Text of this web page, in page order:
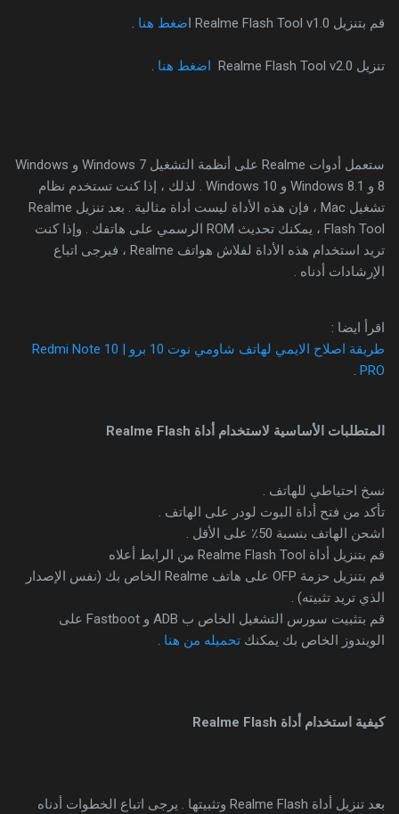
قم بتنزيل Realme Flash Tool v1.0 ا ضغط هنا.
تنزيل Realme Flash Tool v2.0 اضغط هنا.
ستعمل أدوات Realme على أنظمة التشغيل Windows 7 و Windows
8 و Windows 8.1 و Windows 10 . لذلك ، إذا كنت تستخدم نظام
تشغيل Mac ، فإن هذه الأداة ليست أداة مثالية . بعد تنزيل Realme
Flash Tool ، يمكنك تحديث ROM الرسمي على هاتفك . وإذا كنت
تريد استخدام هذه الأداة لفلاش هواتف Realme ، فيرجى اتباع
الإرشادات أدناه .
اقرأ ايضا :
طريقة اصلاح الايمي لهاتف شاومي نوت 10 برو | Redmi Note 10
PRO
.
المتطلبات الأساسية لاستخدام أداة Realme Flash
نسخ احتياطي للهاتف .
تأكد من فتح أداة البوت لودر على الهاتف .
اشحن الهاتف بنسبة 50٪ على الأقل .
قم بتنزيل أداة Realme Flash Tool من الرابط أعلاه
قم بتنزيل حزمة OFP على هاتف Realme الخاص بك (نفس الإصدار
الذي تريد تثبيته) .
قم بتثبيت سورس التشغيل الخاص ب ADB و Fastboot على
الويندوز الخاص بك يمكنكتحميله من هنا.
كيفية استخدام أداة Realme Flash
بعد تنزيل أداة Realme Flash وتثبيتها . يرجى اتباع الخطوات أدناه